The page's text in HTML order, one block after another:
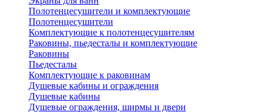
Полотенцесушители и комплектующие
Полотенцесушители
Комплектующие к полотенцесушителям
Раковины, пьедесталы и комплектующие
Раковины
Пьедесталы
Комплектующие к раковинам
Душевые кабины и ограждения
Душевые кабины
Душевые ограждения, ширмы и двери